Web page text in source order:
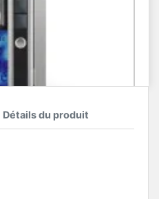
Automatique
Détails du produit